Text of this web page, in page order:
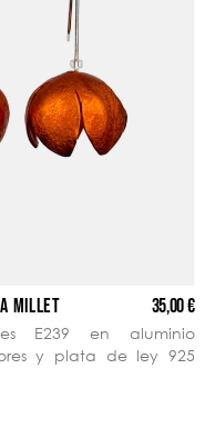
MILLET 35,00 €
E239 en aluminio
y plata de ley 925